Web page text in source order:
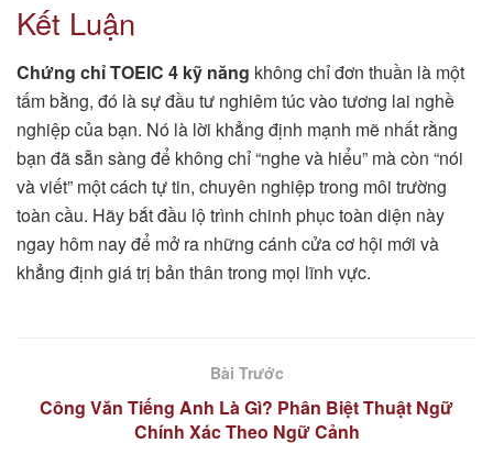
Kết Luận
Chứng chỉ TOEIC 4 kỹ năng không chỉ đơn thuần là một
tấm bằng, đó là sự đầu tư nghiêm túc vào tương lai nghề
nghiệp của bạn. Nó là lời khẳng định mạnh mẽ nhất rằng
bạn đã sẵn sàng để không chỉ “nghe và hiểu” mà còn “nói
và viết” một cách tự tin, chuyên nghiệp trong môi trường
toàn cầu. Hãy bắt đầu lộ trình chinh phục toàn diện này
ngay hôm nay để mở ra những cánh cửa cơ hội mới và
khẳng định giá trị bản thân trong mọi lĩnh vực.
Bài Trước
Công Văn Tiếng Anh Là Gì? Phân Biệt Thuật Ngữ
Chính Xác Theo Ngữ Cảnh